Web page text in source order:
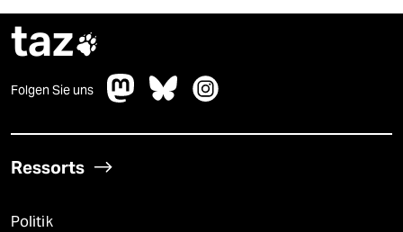
taz
Folgen Sie uns
Ressorts
Politik